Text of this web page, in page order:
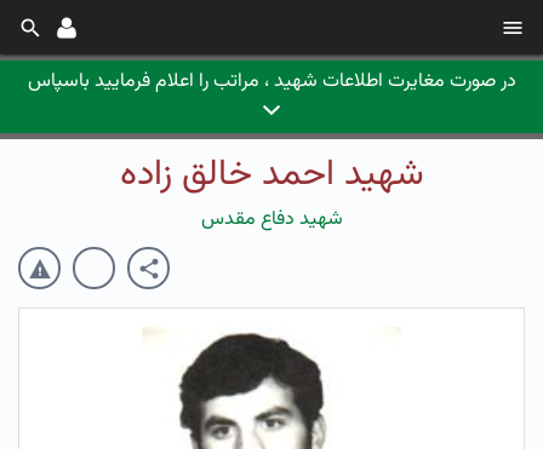
در صورت مغایرت اطلاعات شهید ، مراتب را اعلام فرمایید باسپاس
شهید احمد خالق زاده
شهید دفاع مقدس